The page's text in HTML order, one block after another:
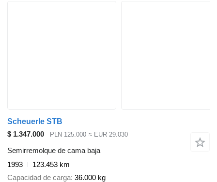
Scheuerle STB
$ 1.347.000
PLN 125.000 ≈ EUR 29.030
Semirremolque de cama baja
1993
123.453 km
Capacidad de carga 36.000 kg